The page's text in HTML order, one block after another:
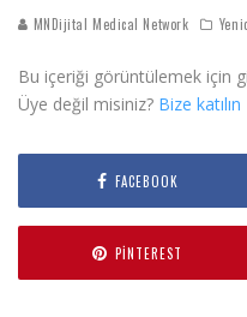
MNDijital Medical Network
Bu içeriği görüntülemek için
Üye değil misiniz? Bize katılın
FACEBOOK
PINTEREST